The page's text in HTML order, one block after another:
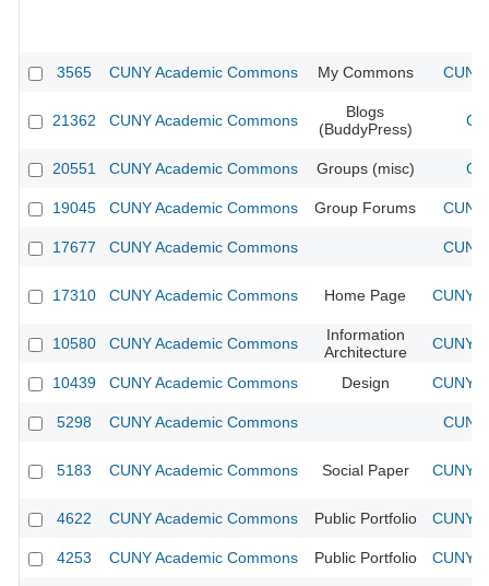
3565 CUNY Academic Commons My Commons
21362 CUNY Academic Commons
Blogs
(BuddyPress)
20551 CUNY Academic Commons Groups (misc)
19045 CUNY Academic Commons Group Forums
17677 CUNY Academic Commons
17310 CUNY Academic Commons Home Page CUNY
10580 CUNY Academic Commons
Information
Architecture
CUNY
10439 CUNY Academic Commons Design CUNY
5298 CUNY Academic Commons
5183 CUNY Academic Commons Social Paper CUNY
4622 CUNY Academic Commons Public Portfolio CUNY
4253 CUNY Academic Commons Public Portfolio CUNY